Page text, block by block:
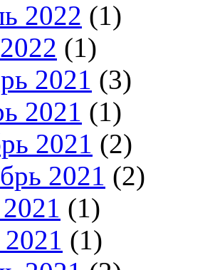
2022 (1)
(1)
2021 (3)
2021 (1)
2021 (2)
2021 (2)
(1)
(1)